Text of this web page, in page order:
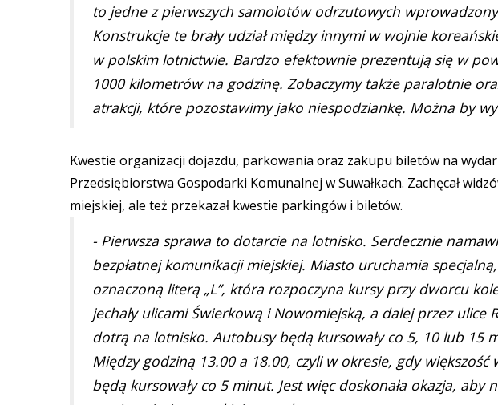
to jedne z pierwszych samolotów odrzutowych
Konstrukcje te brały udział między innymi w wojnie
w polskim lotnictwie. Bardzo efektownie prezentują się w
1000 kilometrów na godzinę. Zobaczymy także paralotnie
atrakcji, które pozostawimy jako niespodziankę. Można by
Kwestie organizacji dojazdu, parkowania oraz zakupu biletów na
Przedsiębiorstwa Gospodarki Komunalnej w Suwałkach. Zachęcał
miejskiej, ale też przekazał kwestie parkingów i biletów.
- Pierwsza sprawa to dotarcie na lotnisko. Serdecznie
bezpłatnej komunikacji miejskiej. Miasto uruchamia
oznaczoną literą „L”, która rozpoczyna kursy przy dworcu
jechały ulicami Świerkową i Nowomiejską, a dalej przez ulice
dotrą na lotnisko. Autobusy będą kursowały co 5, 10 lub 15
Między godziną 13.00 a 18.00, czyli w okresie, gdy
będą kursowały co 5 minut. Jest więc doskonała okazja, aby